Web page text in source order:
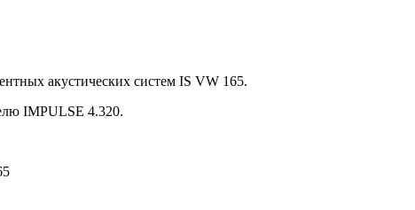
акустических систем IS VW 165.
IMPULSE 4.320.